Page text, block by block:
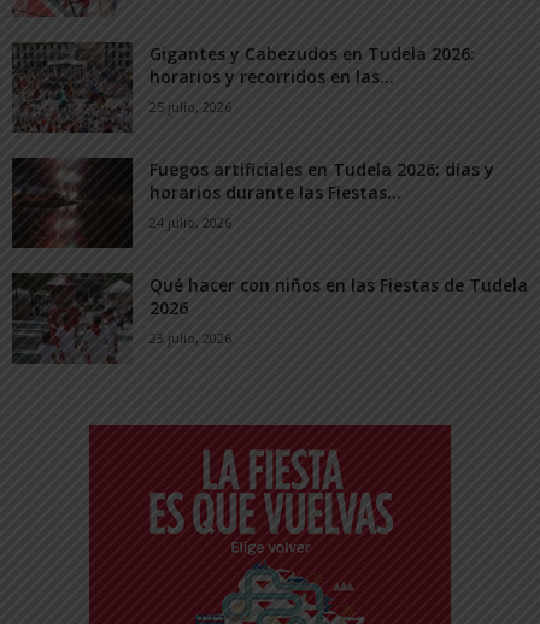
Gigantes y Cabezudos en Tudela 2026:
horarios y recorridos en las...
25 julio, 2026
Fuegos artificiales en Tudela 2026: días y
horarios durante las Fiestas...
24 julio, 2026
Qué hacer con niños en las Fiestas de Tudela
2026
23 julio, 2026